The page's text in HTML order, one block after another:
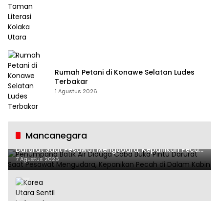
Rumah Petani di Konawe Selatan Ludes
Terbakar
1 Agustus 2026
Mancanegara
Penumpang Batik Air Diduga Coba Buka Pintu
Darurat Saat Pesawat Mengudara, Kepanikan Pecah
di Dalam Kabin
7 Agustus 2026